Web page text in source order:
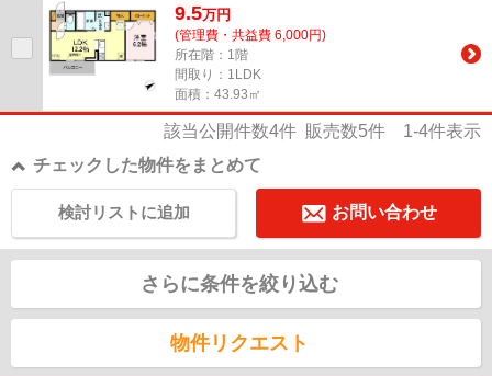
9.5万円
(管理費・共益費 6,000円)
所在階：1階
間取り：1LDK
面積：43.93㎡
該当公開件数4件 販売数5件 1-4件表示
チェックした物件をまとめて
お問い合わせ
検討リストに追加
さらに条件を絞り込む
物件リクエスト